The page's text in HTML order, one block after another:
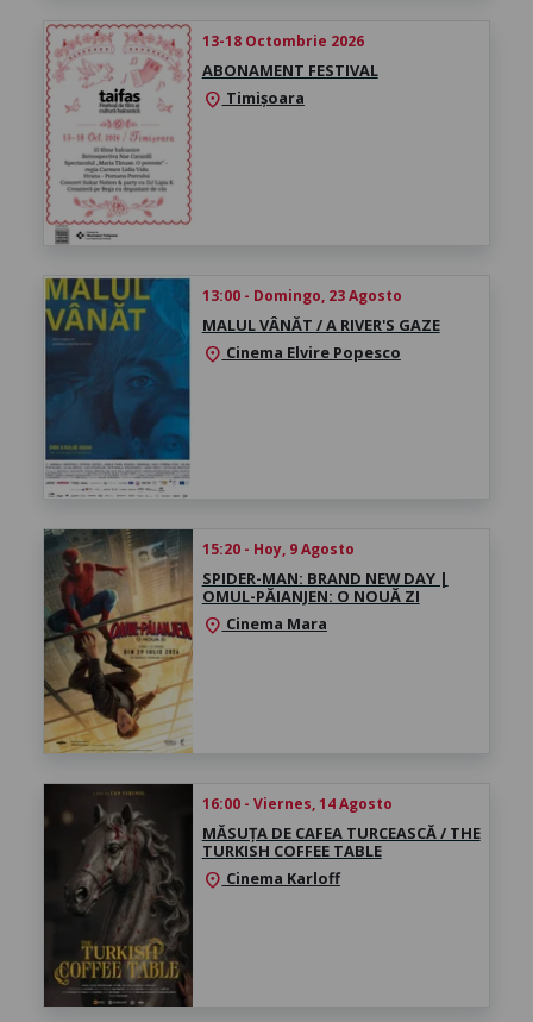
13-18 Octombrie 2026
ABONAMENT FESTIVAL
location_on Timișoara
13:00 - Domingo, 23 Agosto
MALUL VÂNĂT / A RIVER'S GAZE
location_on Cinema Elvire Popesco
15:20 - Hoy, 9 Agosto
SPIDER-MAN: BRAND NEW DAY |
OMUL-PĂIANJEN: O NOUĂ ZI
location_on Cinema Mara
16:00 - Viernes, 14 Agosto
MĂSUȚA DE CAFEA TURCEASCĂ / THE
TURKISH COFFEE TABLE
location_on Cinema Karloff